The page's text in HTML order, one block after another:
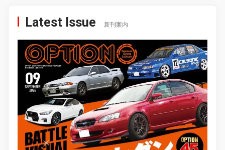
Latest Issue 新刊案内